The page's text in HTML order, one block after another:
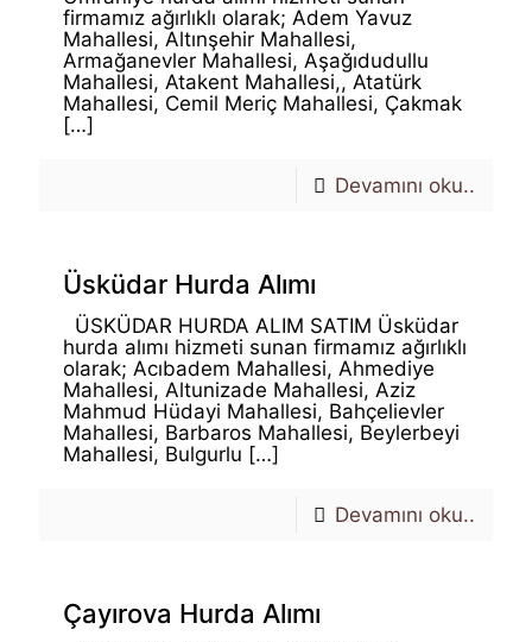
firmamız ağırlıklı olarak; Adem Yavuz
Mahallesi, Altınşehir Mahallesi,
Armağanevler Mahallesi, Aşağıdudullu
Mahallesi, Atakent Mahallesi,, Atatürk
Mahallesi, Cemil Meriç Mahallesi, Çakmak
[…]
Devamını oku..
Üsküdar Hurda Alımı
ÜSKÜDAR HURDA ALIM SATIM Üsküdar
hurda alımı hizmeti sunan firmamız ağırlıklı
olarak; Acıbadem Mahallesi, Ahmediye
Mahallesi, Altunizade Mahallesi, Aziz
Mahmud Hüdayi Mahallesi, Bahçelievler
Mahallesi, Barbaros Mahallesi, Beylerbeyi
Mahallesi, Bulgurlu […]
Devamını oku..
Çayırova Hurda Alımı